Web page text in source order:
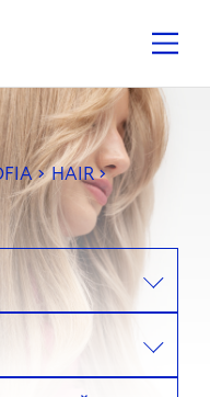
>HAIR>